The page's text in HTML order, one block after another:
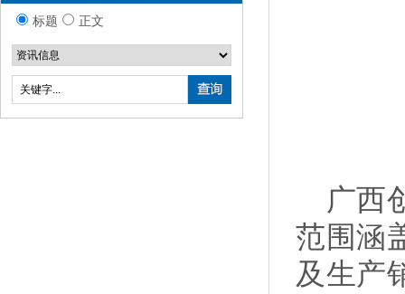
标题 正文
广西
范围涵
及生产